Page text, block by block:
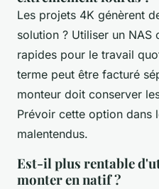
Les projets 4K génèrent
solution ? Utiliser un NAS
rapides pour le travail
terme peut être facturé
monteur doit conserver
Prévoir cette option dans
malentendus.
Est-il plus rentable
monter en natif ?